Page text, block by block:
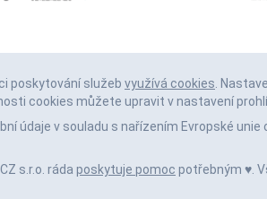
poskytování služeb využívá cookies.
cookies můžete upravit v nastavení
údaje v souladu s nařízením Evropské unie
s.r.o. ráda poskytuje pomoc potřebným ♥️.